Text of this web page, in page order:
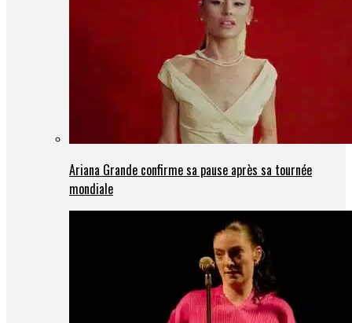
Ariana Grande confirme sa pause après sa tournée
mondiale